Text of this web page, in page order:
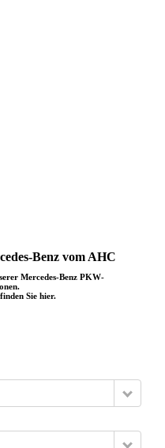
Benz vom AHC
Mercedes-Benz PKW-
Sie hier.